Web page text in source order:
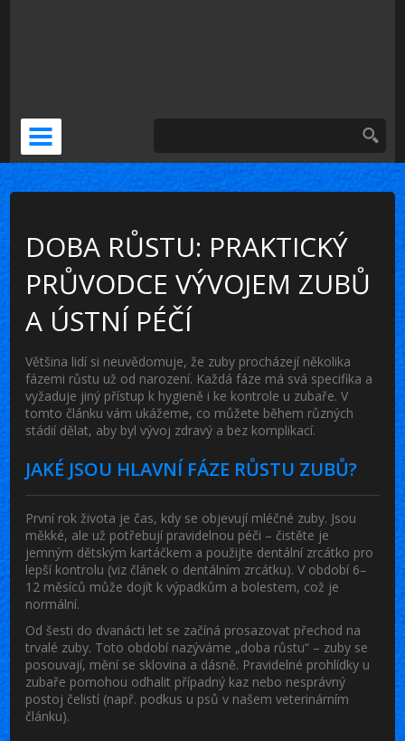
DOČASNÁ NÁHRADA
KERAMICKÁ KORUNKA
VENEERS
DOBA RŮSTU: PRAKTICKÝ
PRŮVODCE VÝVOJEM ZUBŮ
A ÚSTNÍ PÉČÍ
Většina lidí si neuvědomuje, že zuby procházejí několika
fázemi růstu už od narození. Každá fáze má svá specifika a
vyžaduje jiný přístup k hygieně i ke kontrole u zubaře. V
tomto článku vám ukážeme, co můžete během různých
stádií dělat, aby byl vývoj zdravý a bez komplikací.
JAKÉ JSOU HLAVNÍ FÁZE RŮSTU ZUBŮ?
První rok života je čas, kdy se objevují mléčné zuby. Jsou
měkké, ale už potřebují pravidelnou péči – čistěte je
jemným dětským kartáčkem a použijte dentální zrcátko pro
lepší kontrolu (viz článek o dentálním zrcátku). V období 6–
12 měsíců může dojít k výpadkům a bolestem, což je
normální.
Od šesti do dvanácti let se začíná prosazovat přechod na
trvalé zuby. Toto období nazýváme „doba růstu“ – zuby se
posouvají, mění se sklovina a dásně. Pravidelné prohlídky u
zubaře pomohou odhalit případný kaz nebo nesprávný
postoj čelistí (např. podkus u psů v našem veterinárním
článku).